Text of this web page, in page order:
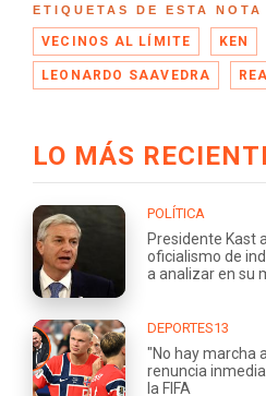
ETIQUETAS DE ESTA NOTA
VECINOS AL LÍMITE KEN
LEONARDO SAAVEDRA
LO MÁS
POLÍTICA
Presidente Kast
oficialismo de
a analizar en su
DEPORTES13
"No hay marcha
renuncia
la FIFA